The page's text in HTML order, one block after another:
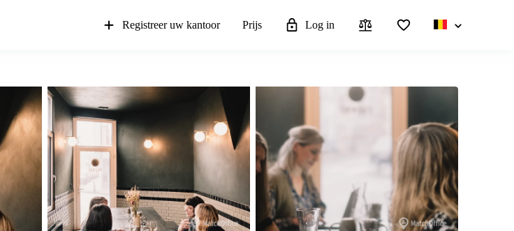
Registreer uw kantoor Prijs Log in